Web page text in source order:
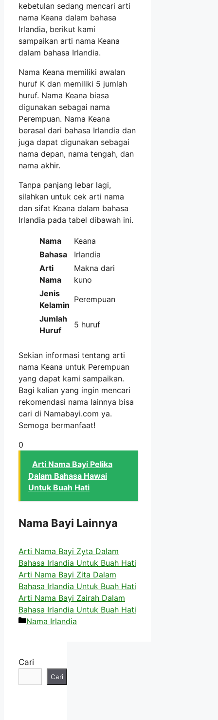
kebetulan sedang mencari arti
nama Keana dalam bahasa
Irlandia, berikut kami
sampaikan arti nama Keana
dalam bahasa Irlandia.
Nama Keana memiliki awalan
huruf K dan memiliki 5 jumlah
huruf. Nama Keana biasa
digunakan sebagai nama
Perempuan. Nama Keana
berasal dari bahasa Irlandia dan
juga dapat digunakan sebagai
nama depan, nama tengah, dan
nama akhir.
Tanpa panjang lebar lagi,
silahkan untuk cek arti nama
dan sifat Keana dalam bahasa
Irlandia pada tabel dibawah ini.
Nama
Keana
Bahasa
Irlandia
Arti
Nama
Makna dari
kuno
Jenis
Kelamin
Perempuan
Jumlah
Huruf
5 huruf
Sekian informasi tentang arti
nama Keana untuk Perempuan
yang dapat kami sampaikan.
Bagi kalian yang ingin mencari
rekomendasi nama lainnya bisa
cari di Namabayi.com ya.
Semoga bermanfaat!
0
Arti Nama Bayi Pelika
Dalam Bahasa Hawai
Untuk Buah Hati
Nama Bayi Lainnya
Arti Nama Bayi Zyta Dalam
Bahasa Irlandia Untuk Buah Hati
Arti Nama Bayi Zita Dalam
Bahasa Irlandia Untuk Buah Hati
Arti Nama Bayi Zairah Dalam
Bahasa Irlandia Untuk Buah Hati
Kategori
Nama Irlandia
Cari
Cari